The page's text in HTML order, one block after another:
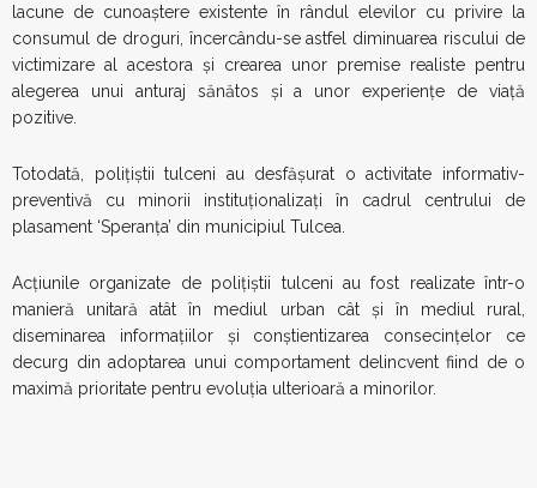
lacune de cunoaștere existente în rândul elevilor cu privire la
consumul de droguri, încercându-se astfel diminuarea riscului de
victimizare al acestora și crearea unor premise realiste pentru
alegerea unui anturaj sănătos și a unor experiențe de viață
pozitive.
Totodată, polițiștii tulceni au desfășurat o activitate informativ-
preventivă cu minorii instituționalizați în cadrul centrului de
plasament ‘Speranța’ din municipiul Tulcea.
Acțiunile organizate de polițiștii tulceni au fost realizate într-o
manieră unitară atât în mediul urban cât și în mediul rural,
diseminarea informațiilor și conștientizarea consecințelor ce
decurg din adoptarea unui comportament delincvent fiind de o
maximă prioritate pentru evoluția ulterioară a minorilor.